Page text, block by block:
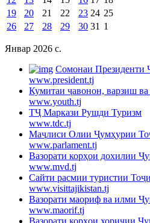
19
20 21 22 23 24 25
26
27 28 29 30 31 1
Январ 2026 c.
Cомонаи Президенти
www.president.tj
Кумитаи ҷавонон, варзиш ва
www.youth.tj
ТҶ Маркази Рушди Туризм
www.tdc.tj
Маҷлиси Олии Ҷумҳурии
www.parlament.tj
Вазорати корҳои дохилии
www.mvd.tj
Сайти расмии туристии
www.visittajikistan.tj
Вазорати маориф ва илми
www.maorif.tj
Вазорати корҳои хориҷии